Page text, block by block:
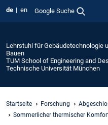
de en Google Suche
Lehrstuhl für Gebäudetechnologie
Bauen
TUM School of Engineering and
Technische Universität München
Startseite Forschung
Sommerlicher thermischer